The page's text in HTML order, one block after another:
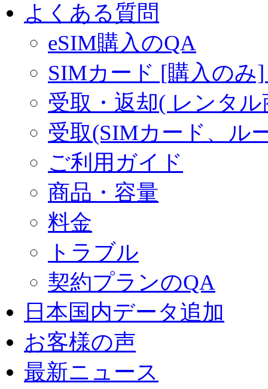
よくある質問
eSIM購入のQA
SIMカード [購入のみ
受取・返却( レンタ
受取(SIMカード、ル
ご利用ガイド
商品・容量
料金
トラブル
契約プランのQA
日本国内データ追加
お客様の声
最新ニュース